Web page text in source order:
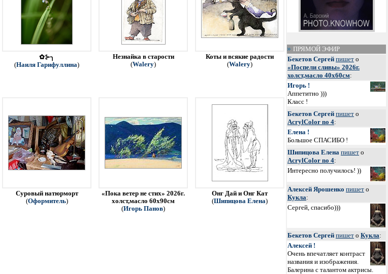
✿⊱╮
(Наиля Гарифуллина)
Незнайка в старости
(Walery)
Коты и всякие радости
(Walery)
Суровый натюрморт
(Оформитель)
«Пока ветер не стих» 2026г.
холст,масло 60х90см
(Игорь Панов)
Онг Дай и Онг Кат
(Шипицова Елена)
ПРЯМОЙ ЭФИР
Бекетов Сергей пишет о
«Поспели сливы» 2026г.
холст,масло 40х60см:
Игорь !
Аппетитно )))
Класс !
Бекетов Сергей пишет о
AcrylColor no 4:
Елена !
Большое СПАСИБО !
Шипицова Елена пишет о
AcrylColor no 4:
Интересно получилось! ))
Алексей Ярошенко пишет о
Кукла:
Сергей, спасибо)))
Бекетов Сергей пишет о Кукла:
Алексей !
Очень впечатляет контраст
названия и изображения.
Балерина с талантом актрисы.